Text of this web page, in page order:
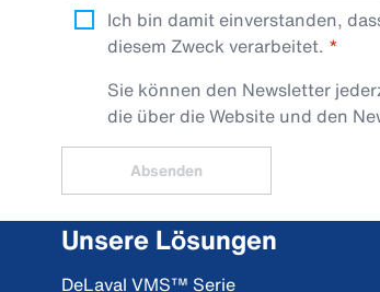
Ich bin damit einverstanden,
diesem Zweck verarbeitet.
Sie können den Newsletter
die über die Website und den
Absenden
Unsere Lösungen
DeLaval VMS™ Serie